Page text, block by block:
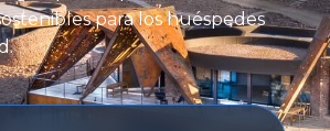
para los huéspedes